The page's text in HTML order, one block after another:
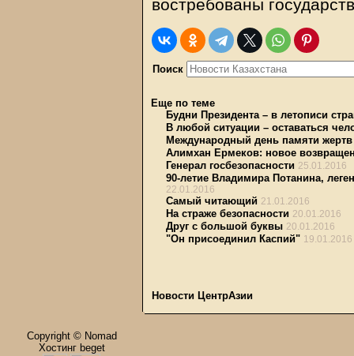
востребованы
Поиск
Еще по теме
Будни Президента – в летописи
В любой ситуации – оставаться
Международный день памяти жертв
Алимхан Ермеков: новое
Генерал госбезопасности 25.01.2016
90-летие Владимира Потанина,
22.01.2016
Самый читающий 21.01.2016
На страже безопасности 20.01.2016
Друг с большой буквы 20.01.2016
"Он присоединил Каспий" 19.01.2016
Новости ЦентрАзии
Copyright © Nomad
Хостинг beget